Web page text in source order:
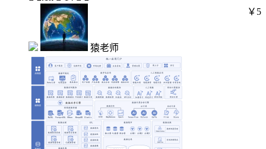
猿老师
￥5